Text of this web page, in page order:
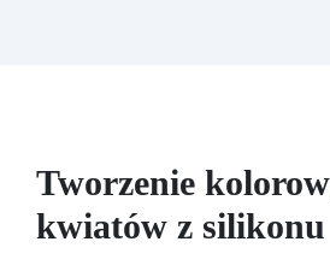
spersonalizowane zawieszki
naszyjniki? Ten zestaw
możliwości tworzenia małych
kreatywne pomysły
Tworzenie
kwiatów z silikonu